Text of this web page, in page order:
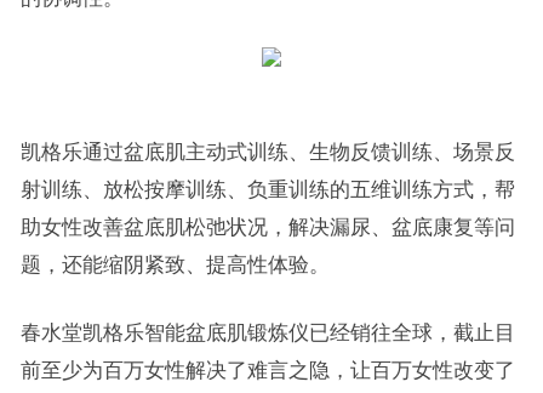
凯格乐通过盆底肌主动式训练、生物反馈训练、场景反
射训练、放松按摩训练、负重训练的五维训练方式，帮
助女性改善盆底肌松弛状况，解决漏尿、盆底康复等问
题，还能缩阴紧致、提高性体验。
春水堂凯格乐智能盆底肌锻炼仪已经销往全球，截止目
前至少为百万女性解决了难言之隐，让百万女性改变了